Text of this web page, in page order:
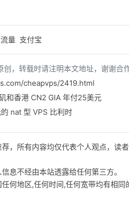
量 支付宝
，转载时请注明本文地址，谢谢合作
cheapvps/2419.html
和香港 CN2 GIA 年付25美元
nat 型 VPS 比利时
，所有内容均仅代表个人观点，读
息不经由本站透露给任何第三方。
何地区,任何时间,任何宽带均有相